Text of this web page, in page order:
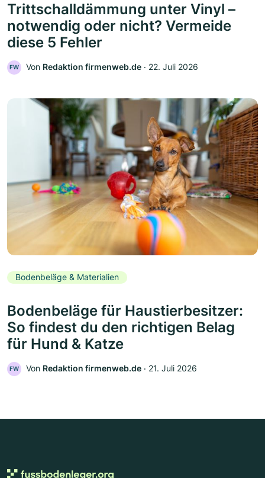
Trittschalldämmung unter Vinyl –
notwendig oder nicht? Vermeide
diese 5 Fehler
FW Von Redaktion firmenweb.de ‧ 22. Juli 2026
Bodenbeläge & Materialien
Bodenbeläge für Haustierbesitzer:
So findest du den richtigen Belag
für Hund & Katze
FW Von Redaktion firmenweb.de ‧ 21. Juli 2026